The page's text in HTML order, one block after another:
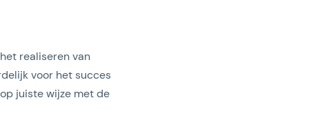
realiseren van
voor het succes
juiste wijze met de